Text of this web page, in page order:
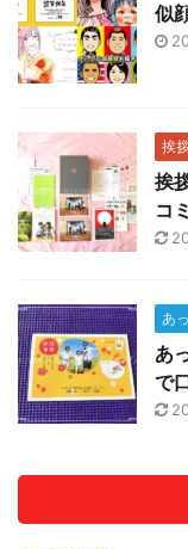
似
挨
挨
コ
あ
あ
で